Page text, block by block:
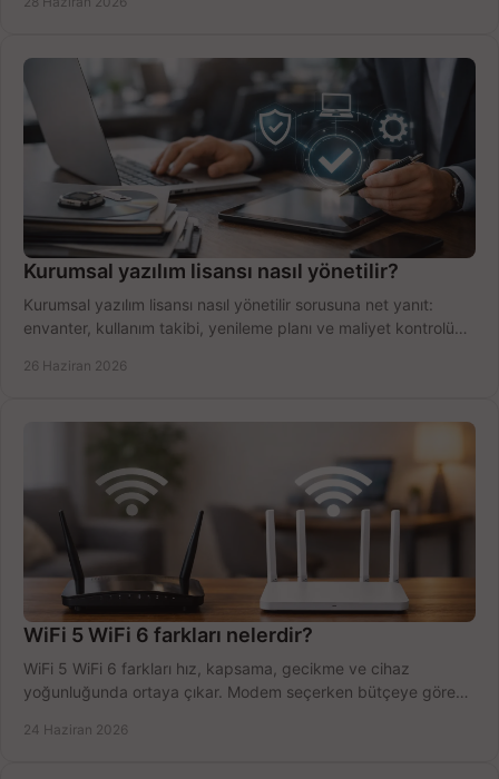
Kurumsal yazılım lisansı nasıl yönetilir?
Kurumsal yazılım lisansı nasıl yönetilir sorusuna net yanıt:
envanter, kullanım takibi, yenileme planı ve maliyet kontrolü
26 Haziran 2026
WiFi 5 WiFi 6 farkları nelerdir?
WiFi 5 WiFi 6 farkları hız, kapsama, gecikme ve cihaz
yoğunluğunda ortaya çıkar. Modem seçerken bütçeye göre
24 Haziran 2026